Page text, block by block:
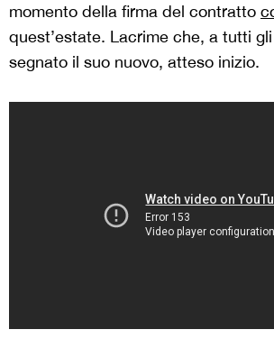
momento della firma del contratto
quest’estate. Lacrime che, a tutti
segnato il suo nuovo, atteso inizio.